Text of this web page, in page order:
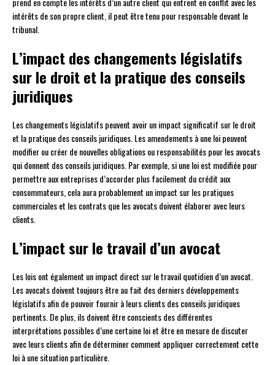
intérêts de son propre client, il peut être tenu pour responsable devant le
tribunal.
L’impact des changements législatifs
sur le droit et la pratique des conseils
juridiques
Les changements législatifs peuvent avoir un impact significatif sur le droit
et la pratique des conseils juridiques. Les amendements à une loi peuvent
modifier ou créer de nouvelles obligations ou responsabilités pour les avocats
qui donnent des conseils juridiques. Par exemple, si une loi est modifiée pour
permettre aux entreprises d’accorder plus facilement du crédit aux
consommateurs, cela aura probablement un impact sur les pratiques
commerciales et les contrats que les avocats doivent élaborer avec leurs
clients.
L’impact sur le travail d’un avocat
Les lois ont également un impact direct sur le travail quotidien d’un avocat.
Les avocats doivent toujours être au fait des derniers développements
législatifs afin de pouvoir fournir à leurs clients des conseils juridiques
pertinents. De plus, ils doivent être conscients des différentes
interprétations possibles d’une certaine loi et être en mesure de discuter
avec leurs clients afin de déterminer comment appliquer correctement cette
loi à une situation particulière.